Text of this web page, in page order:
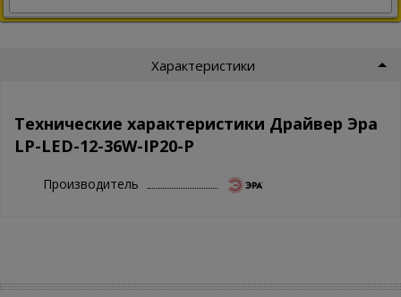
Характеристики
Технические характеристики Драйвер Эра
LP-LED-12-36W-IP20-P
Производитель